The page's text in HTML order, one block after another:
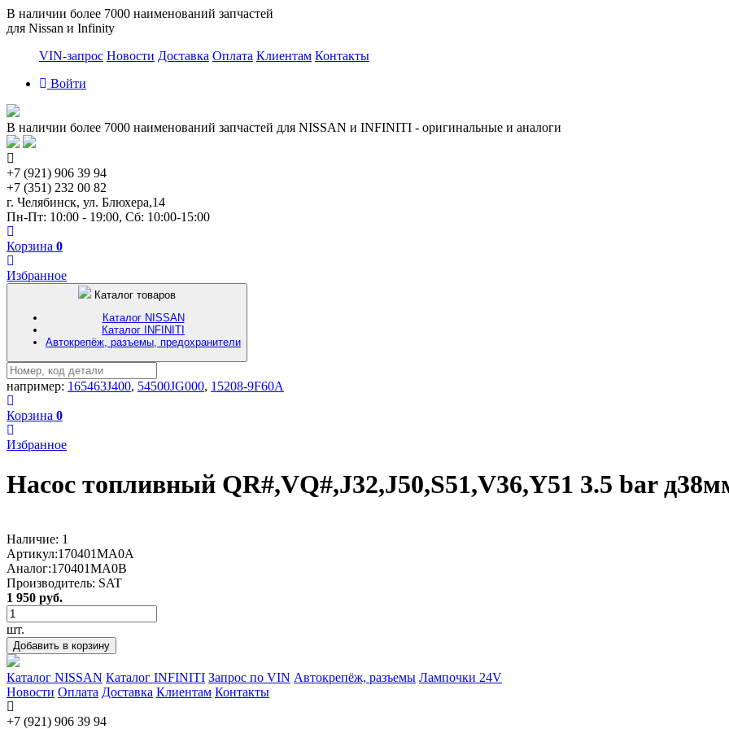
В наличии более 7000 наименований запчастей
для Nissan и Infinity
VIN-запрос Новости Доставка Оплата Клиентам Контакты
Войти
В наличии более 7000 наименований запчастей для NISSAN и INFINITI - оригинальные и аналоги
+7 (921) 906 39 94
+7 (351) 232 00 82
г. Челябинск, ул. Блюхера,14
Пн-Пт: 10:00 - 19:00, Сб: 10:00-15:00
Корзина 0
Избранное
Каталог товаров
Каталог NISSAN
Каталог INFINITI
Автокрепёж, разъемы, предохранители
например: 165463J400, 54500JG000, 15208-9F60A
Корзина 0
Избранное
Насос топливный QR#,VQ#,J32,J50,S51,V36,Y51 3.5 bar
Наличие: 1
Артикул:170401MA0A
Аналог:170401MA0B
Производитель: SAT
1 950 руб.
шт.
Добавить в корзину
Каталог NISSAN Каталог INFINITI Запрос по VIN Автокрепёж, разъемы Лампочки 24V
Новости Оплата Доставка Клиентам Контакты
+7 (921) 906 39 94